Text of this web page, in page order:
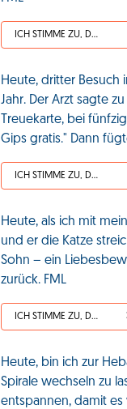
ICH STIMME ZU, DEIN LEBEN IST SCHEISSE
Heute, dritter Besuch
Jahr. Der Arzt sagte
Treuekarte, bei
Gips gratis." Dann
ICH STIMME ZU, DEIN LEBEN IST SCHEISSE
Heute, als ich mit
und er die Katze
Sohn – ein
zurück. FML
ICH STIMME ZU, DEIN LEBEN IST SCHEISSE
Heute, bin ich zur
Spirale wechseln zu
entspannen, damit